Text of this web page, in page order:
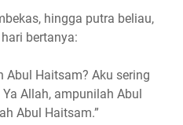
hingga putra beliau,
bertanya:
Abul Haitsam? Aku sering
Allah, ampunilah Abul
Abul Haitsam.”